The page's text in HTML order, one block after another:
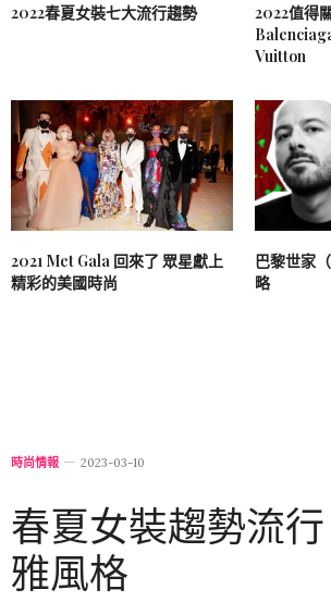
2022春夏女裝七大流行趨勢
2022值得
Vuitton
2021 Met Gala 回來了 眾星獻上
精彩的美國時尚
巴黎世家
略
時尚情報 2023-03-10
春夏女裝趨勢流
雅風格